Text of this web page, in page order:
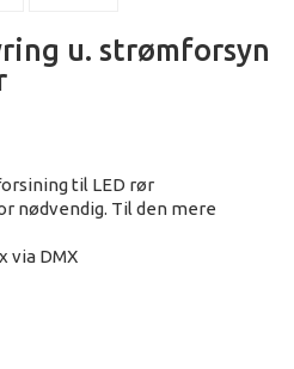
u. strømforsyn
til LED rør
nødvendig. Til den mere
via DMX